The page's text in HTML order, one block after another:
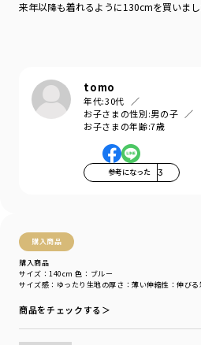
来年以降も着れるように130cmを買いま
tomo
年代:30代
お子さまの性別:男の子
お子さまの年齢:7歳
参考になった 3
購入商品
購入商品
サイズ感 ：ゆったり 生地の厚さ ：薄い伸縮性 ：伸びる
サイズ：140cm 色：ブルー
商品をチェックする＞
ひんやり接触冷感のタグが目
ウエストゴム調整：可
着用イメージ/カラー：ブルー
サイズ：サイズ110
カラー
性別タイプ